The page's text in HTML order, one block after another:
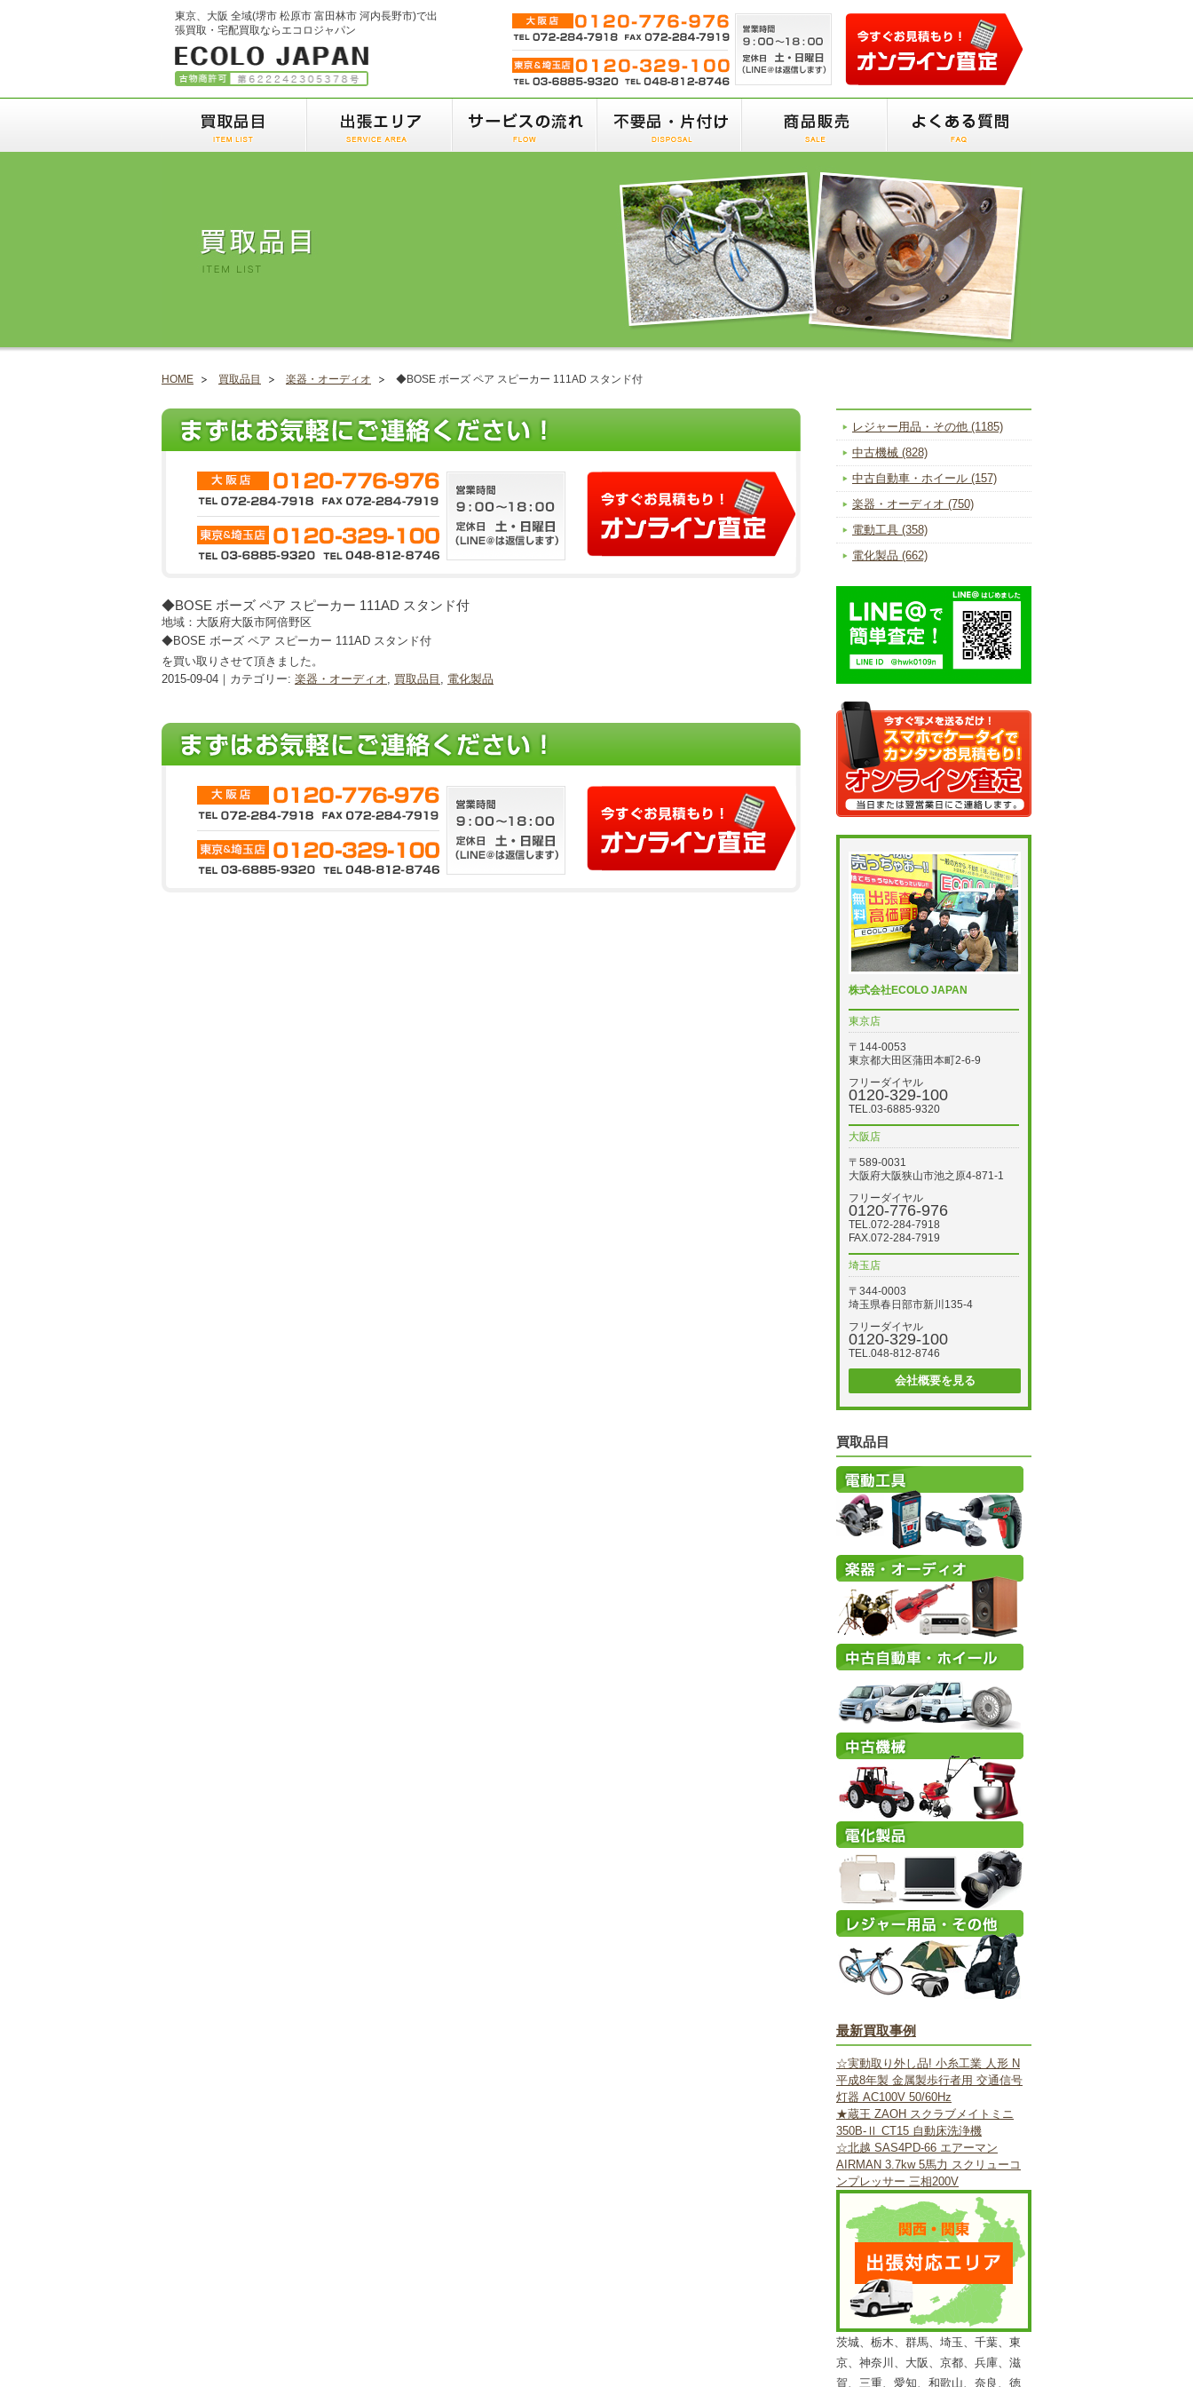
東京、大阪 全域(堺市 松原市 富田林市 河内長野市)で出
張買取・宅配買取ならエコロジャパン
HOME 買取品目 楽器・オーディオ ◆BOSE ボーズ ペア スピーカー 111AD スタンド付
◆BOSE ボーズ ペア スピーカー 111AD スタンド付
地域：大阪府大阪市阿倍野区
◆BOSE ボーズ ペア スピーカー 111AD スタンド付
を買い取りさせて頂きました。
2015-09-04｜カテゴリー: 楽器・オーディオ, 買取品目 , 電化製品
レジャー用品・その他 (1185)
中古機械 (828)
中古自動車・ホイール (157)
楽器・オーディオ (750)
電動工具 (358)
電化製品 (662)
株式会社ECOLO JAPAN
東京店
〒144-0053
東京都大田区蒲田本町2-6-9
フリーダイヤル
0120-329-100
TEL.03-6885-9320
大阪店
〒589-0031
大阪府大阪狭山市池之原4-871-1
フリーダイヤル
0120-776-976
TEL.072-284-7918
FAX.072-284-7919
埼玉店
〒344-0003
埼玉県春日部市新川135-4
フリーダイヤル
0120-329-100
TEL.048-812-8746
会社概要を見る
買取品目
最新買取事例
☆実動取り外し品! 小糸工業 人形 N
平成8年製 金属製歩行者用 交通信号
灯器 AC100V 50/60Hz
★蔵王 ZAOH スクラブメイトミニ
350B-Ⅱ CT15 自動床洗浄機
☆北越 SAS4PD-66 エアーマン
AIRMAN 3.7kw 5馬力 スクリューコ
ンプレッサー 三相200V
茨城、栃木、群馬、埼玉、千葉、東
京、神奈川、大阪、京都、兵庫、滋
賀、三重、愛知、和歌山、奈良、徳